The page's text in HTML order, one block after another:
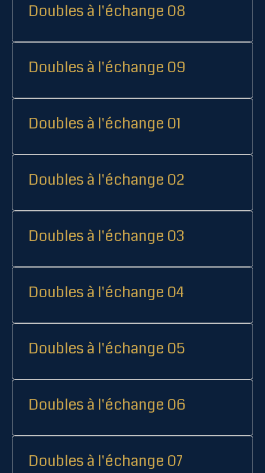
Doubles à l'échange 08
Doubles à l'échange 09
Doubles à l'échange 01
Doubles à l'échange 02
Doubles à l'échange 03
Doubles à l'échange 04
Doubles à l'échange 05
Doubles à l'échange 06
Doubles à l'échange 07